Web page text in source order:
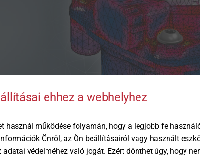
ehhez a webhelyhez
használ működése folyamán, hogy a legjobb
Önröl, az Ön beállításairól vagy használt
védelméhez való jogát. Ezért dönthet úgy, hogy